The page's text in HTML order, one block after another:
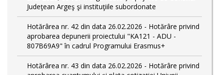
Judeţean Argeş şi instituţiile subordonate
Hotărârea nr. 42 din data 26.02.2026 - Hotărâre privind
aprobarea depunerii proiectului "KA121 - ADU -
807B69A9" în cadrul Programului Erasmus+
Hotărârea nr. 43 din data 26.02.2026 - Hotărâre privind